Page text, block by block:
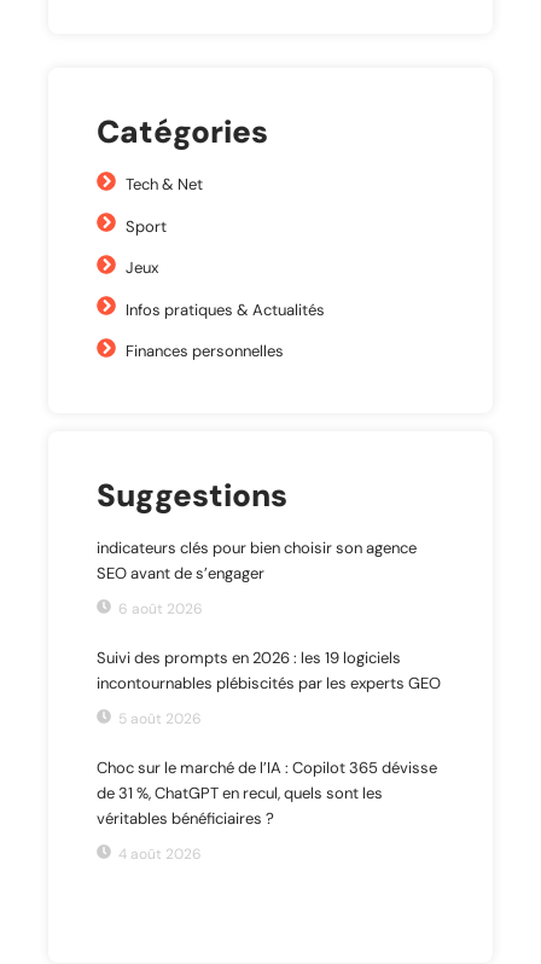
Catégories
Tech & Net
Sport
Jeux
Infos pratiques & Actualités
Finances personnelles
Suggestions
indicateurs clés pour bien choisir son agence
SEO avant de s’engager
6 août 2026
Suivi des prompts en 2026 : les 19 logiciels
incontournables plébiscités par les experts GEO
5 août 2026
Choc sur le marché de l’IA : Copilot 365 dévisse
de 31 %, ChatGPT en recul, quels sont les
véritables bénéficiaires ?
4 août 2026